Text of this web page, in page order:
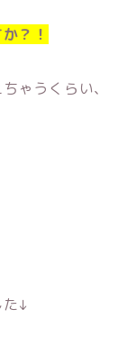
？！
ゃうくらい、
↓